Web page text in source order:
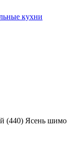
кухни
(440) Ясень шимо